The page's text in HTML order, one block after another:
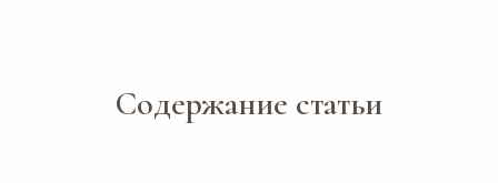
Содержание статьи